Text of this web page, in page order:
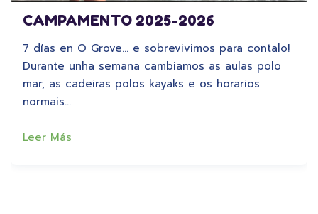
CAMPAMENTO 2025-2026
7 días en O Grove… e sobrevivimos para contalo!
Durante unha semana cambiamos as aulas polo
mar, as cadeiras polos kayaks e os horarios
normais…
Leer Más